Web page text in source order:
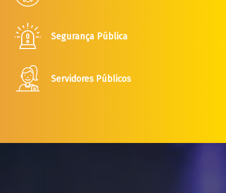
Segurança Pública
Servidores Públicos